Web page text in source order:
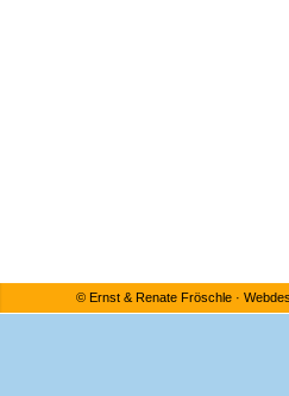
© Ernst & Renate Fröschle·